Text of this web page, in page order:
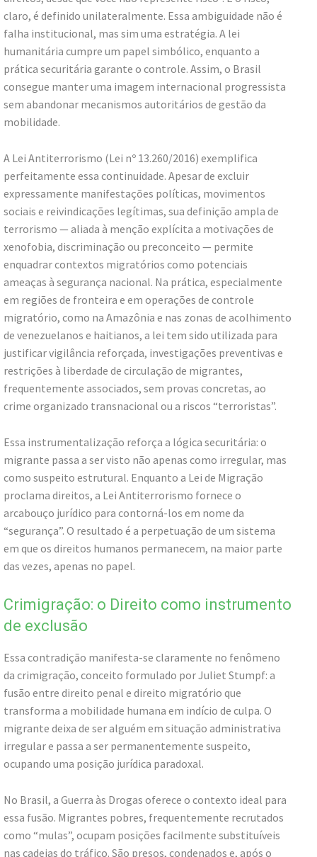
claro, é definido unilateralmente. Essa ambiguidade não é
falha institucional, mas sim uma estratégia. A lei
humanitária cumpre um papel simbólico, enquanto a
prática securitária garante o controle. Assim, o Brasil
consegue manter uma imagem internacional progressista
sem abandonar mecanismos autoritários de gestão da
mobilidade.
A Lei Antiterrorismo (Lei nº 13.260/2016) exemplifica
perfeitamente essa continuidade. Apesar de excluir
expressamente manifestações políticas, movimentos
sociais e reivindicações legítimas, sua definição ampla de
terrorismo — aliada à menção explícita a motivações de
xenofobia, discriminação ou preconceito — permite
enquadrar contextos migratórios como potenciais
ameaças à segurança nacional. Na prática, especialmente
em regiões de fronteira e em operações de controle
migratório, como na Amazônia e nas zonas de acolhimento
de venezuelanos e haitianos, a lei tem sido utilizada para
justificar vigilância reforçada, investigações preventivas e
restrições à liberdade de circulação de migrantes,
frequentemente associados, sem provas concretas, ao
crime organizado transnacional ou a riscos “terroristas”.
Essa instrumentalização reforça a lógica securitária: o
migrante passa a ser visto não apenas como irregular, mas
como suspeito estrutural. Enquanto a Lei de Migração
proclama direitos, a Lei Antiterrorismo fornece o
arcabouço jurídico para contorná-los em nome da
“segurança”. O resultado é a perpetuação de um sistema
em que os direitos humanos permanecem, na maior parte
das vezes, apenas no papel.
Crimigração: o Direito como instrumento
de exclusão
Essa contradição manifesta-se claramente no fenômeno
da crimigração, conceito formulado por Juliet Stumpf: a
fusão entre direito penal e direito migratório que
transforma a mobilidade humana em indício de culpa. O
migrante deixa de ser alguém em situação administrativa
irregular e passa a ser permanentemente suspeito,
ocupando uma posição jurídica paradoxal.
No Brasil, a Guerra às Drogas oferece o contexto ideal para
essa fusão. Migrantes pobres, frequentemente recrutados
como “mulas”, ocupam posições facilmente substituíveis
nas cadeias do tráfico. São presos, condenados e, após o